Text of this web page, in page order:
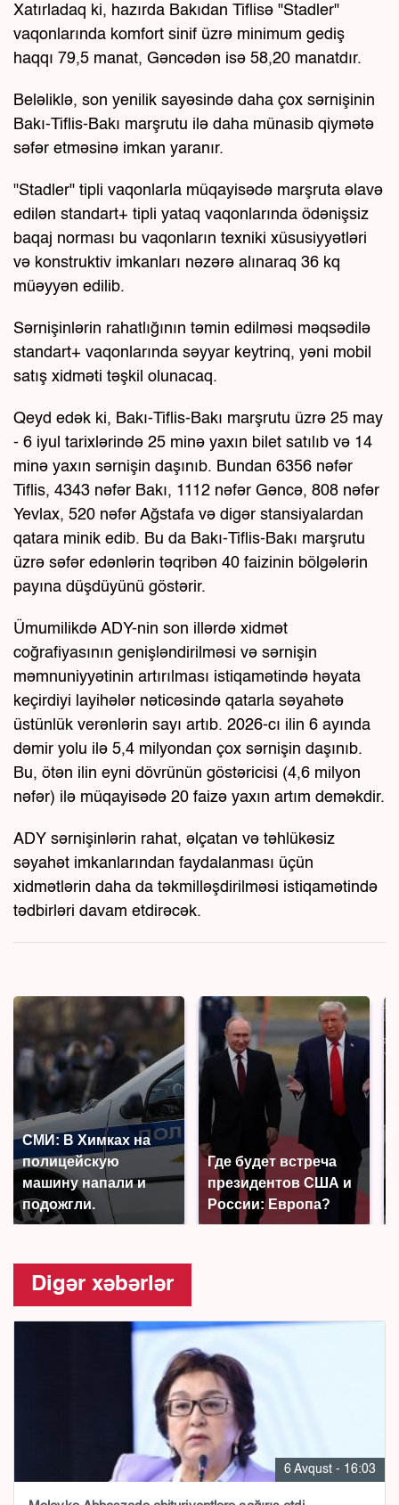
Xatırladaq ki, hazırda Bakıdan Tiflisə "Stadler"
vaqonlarında komfort sinif üzrə minimum gediş
haqqı 79,5 manat, Gəncədən isə 58,20 manatdır.
Beləliklə, son yenilik sayəsində daha çox sərnişinin
Bakı-Tiflis-Bakı marşrutu ilə daha münasib qiymətə
səfər etməsinə imkan yaranır.
"Stadler" tipli vaqonlarla müqayisədə marşruta əlavə
edilən standart+ tipli yataq vaqonlarında ödənişsiz
baqaj norması bu vaqonların texniki xüsusiyyətləri
və konstruktiv imkanları nəzərə alınaraq 36 kq
müəyyən edilib.
Sərnişinlərin rahatlığının təmin edilməsi məqsədilə
standart+ vaqonlarında səyyar keytrinq, yəni mobil
satış xidməti təşkil olunacaq.
Qeyd edək ki, Bakı-Tiflis-Bakı marşrutu üzrə 25 may
- 6 iyul tarixlərində 25 minə yaxın bilet satılıb və 14
minə yaxın sərnişin daşınıb. Bundan 6356 nəfər
Tiflis, 4343 nəfər Bakı, 1112 nəfər Gəncə, 808 nəfər
Yevlax, 520 nəfər Ağstafa və digər stansiyalardan
qatara minik edib. Bu da Bakı-Tiflis-Bakı marşrutu
üzrə səfər edənlərin təqribən 40 faizinin bölgələrin
payına düşdüyünü göstərir.
Ümumilikdə ADY-nin son illərdə xidmət
coğrafiyasının genişləndirilməsi və sərnişin
məmnuniyyətinin artırılması istiqamətində həyata
keçirdiyi layihələr nəticəsində qatarla səyahətə
üstünlük verənlərin sayı artıb. 2026-cı ilin 6 ayında
dəmir yolu ilə 5,4 milyondan çox sərnişin daşınıb.
Bu, ötən ilin eyni dövrünün göstəricisi (4,6 milyon
nəfər) ilə müqayisədə 20 faizə yaxın artım deməkdir.
ADY sərnişinlərin rahat, əlçatan və təhlükəsiz
səyahət imkanlarından faydalanması üçün
xidmətlərin daha da təkmilləşdirilməsi istiqamətində
tədbirləri davam etdirəcək.
СМИ: В Химках на
полицейскую
машину напали и
подожгли.
Где будет встреча
президентов США и
России: Европа?
Digər xəbərlər
6 Avqust - 16:03